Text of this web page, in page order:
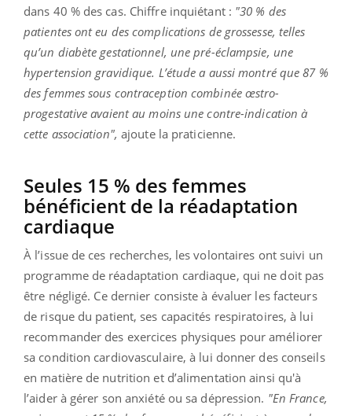
dans 40 % des cas. Chiffre inquiétant : "30 % des
patientes ont eu des complications de grossesse, telles
qu’un diabète gestationnel, une pré-éclampsie, une
hypertension gravidique. L’étude a aussi montré que 87 %
des femmes sous contraception combinée œstro-
progestative avaient au moins une contre-indication à
cette association", ajoute la praticienne.
Seules 15 % des femmes
bénéficient de la réadaptation
cardiaque
À l’issue de ces recherches, les volontaires ont suivi un
programme de réadaptation cardiaque, qui ne doit pas
être négligé. Ce dernier consiste à évaluer les facteurs
de risque du patient, ses capacités respiratoires, à lui
recommander des exercices physiques pour améliorer
sa condition cardiovasculaire, à lui donner des conseils
en matière de nutrition et d’alimentation ainsi qu'à
l’aider à gérer son anxiété ou sa dépression. "En France,